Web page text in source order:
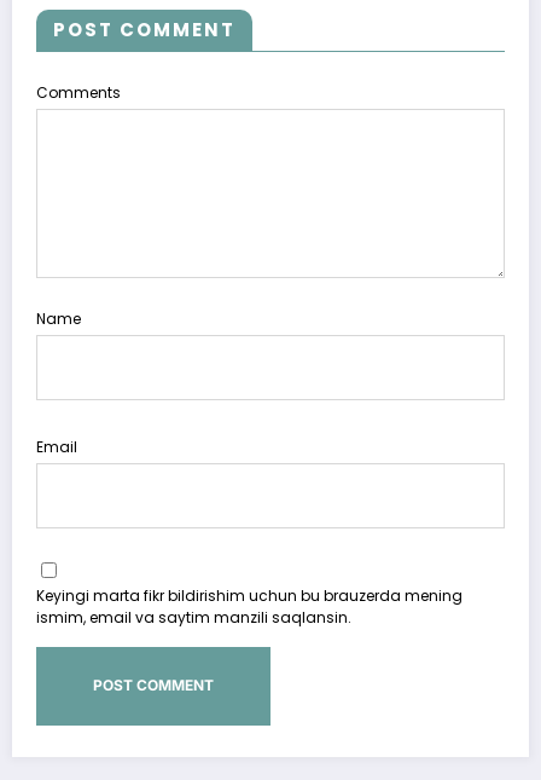
POST COMMENT
Comments
Name
Email
Keyingi marta fikr bildirishim uchun bu brauzerda mening
ismim, email va saytim manzili saqlansin.